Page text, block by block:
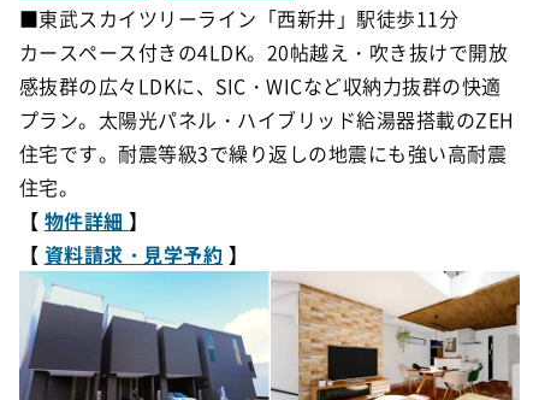
■東武スカイツリーライン「西新井」駅徒歩11分
カースペース付きの4LDK。20帖越え・吹き抜けで開放
感抜群の広々LDKに、SIC・WICなど収納力抜群の快適
プラン。太陽光パネル・ハイブリッド給湯器搭載のZEH
住宅です。耐震等級3で繰り返しの地震にも強い高耐震
住宅。
【 物件詳細】
【 資料請求・見学予約 】